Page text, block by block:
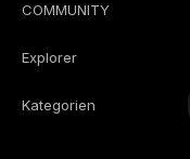
COMMUNITY
Explorer
Kategorien